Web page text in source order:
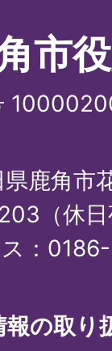
市
鹿角市
（休
：
報の取り